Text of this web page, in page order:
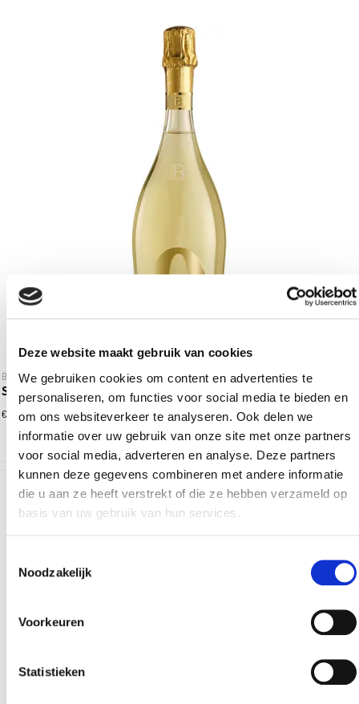
Deze website maakt gebruik van cookies
We gebruiken cookies om content en advertenties te
personaliseren, om functies voor social media te bieden en
om ons websiteverkeer te analyseren. Ook delen we
informatie over uw gebruik van onze site met onze partners
voor social media, adverteren en analyse. Deze partners
kunnen deze gegevens combineren met andere informatie
die u aan ze heeft verstrekt of die ze hebben verzameld op
basis van uw gebruik van hun services.
Noodzakelijk
Voorkeuren
Statistieken
Bottega
Spumante wit zonder alcohol 75cl
€ 10,99